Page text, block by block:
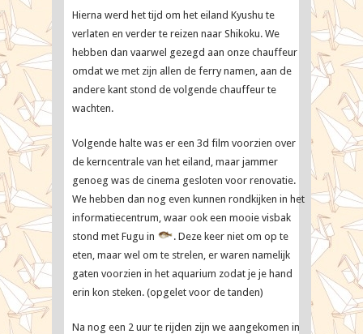
Hierna werd het tijd om het eiland Kyushu te
verlaten en verder te reizen naar Shikoku. We
hebben dan vaarwel gezegd aan onze chauffeur
omdat we met zijn allen de ferry namen, aan de
andere kant stond de volgende chauffeur te
wachten.
Volgende halte was er een 3d film voorzien over
de kerncentrale van het eiland, maar jammer
genoeg was de cinema gesloten voor renovatie.
We hebben dan nog even kunnen rondkijken in het
informatiecentrum, waar ook een mooie visbak
stond met Fugu in
. Deze keer niet om op te
eten, maar wel om te strelen, er waren namelijk
gaten voorzien in het aquarium zodat je je hand
erin kon steken. (opgelet voor de tanden)
Na nog een 2 uur te rijden zijn we aangekomen in